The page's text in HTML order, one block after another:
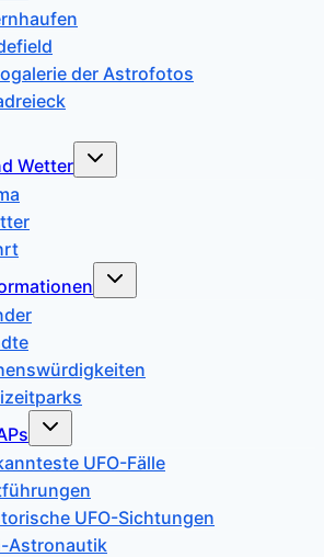
der Astrofotos
Wetter
Untermenü
Untermenü
Untermenü
UFO-Fälle
UFO-Sichtungen
Astronautik